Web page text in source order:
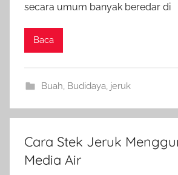
secara umum banyak beredar di
Baca
Buah Budidaya jeruk
Cara Stek Jeruk
Media Air